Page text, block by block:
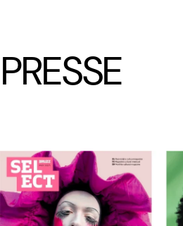
PRESSE